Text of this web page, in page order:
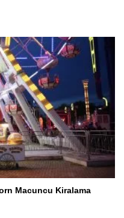
Macuncu Kiralama